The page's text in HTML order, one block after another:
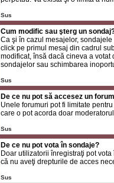
Sus
Cum modific sau şterg un
Ca şi în cazul mesajelor,
click pe primul mesaj din cadrul
modificat, însă dacă cineva a
sondajelor sau schimbarea
Sus
De ce nu pot să accesez un
Unele forumuri pot fi limitate
care o pot acorda doar
Sus
De ce nu pot vota în sondaje?
Doar utilizatorii înregistraţi pot
că nu aveţi drepturile de acces
Sus